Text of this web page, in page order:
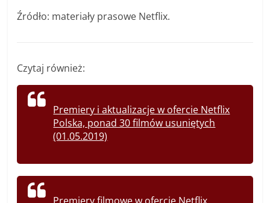
Źródło: materiały prasowe Netflix.
Czytaj również:
Premiery i aktualizacje w ofercie Netflix
Polska, ponad 30 filmów usuniętych
(01.05.2019)